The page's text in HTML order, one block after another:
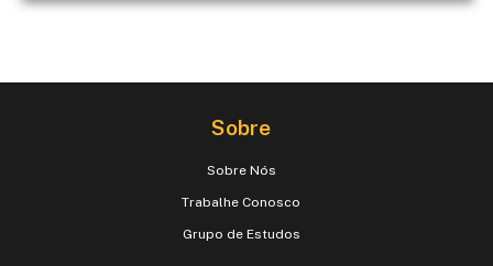
Sobre
Sobre Nós
Trabalhe Conosco
Grupo de Estudos